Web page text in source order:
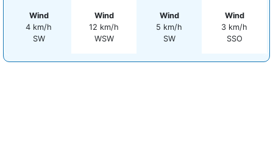
Wind
4 km/h
SW
Wind
12 km/h
WSW
Wind
5 km/h
SW
Wind
3 km/h
SSO